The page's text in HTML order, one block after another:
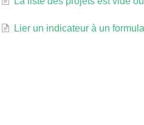
Lier un indicateur à un